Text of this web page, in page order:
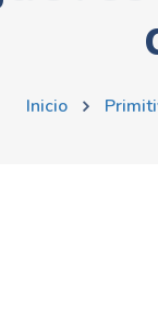
Inicio